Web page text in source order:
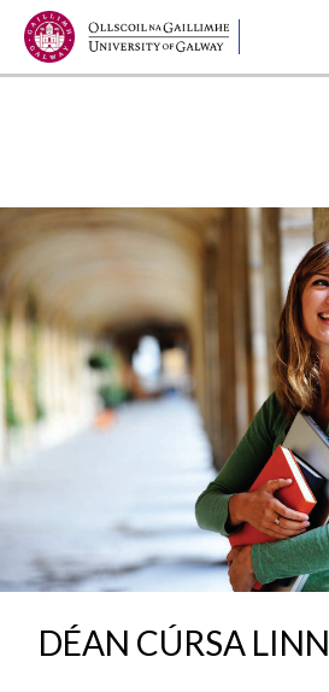
Jump to Content
◅
DÉAN CÚRSA LINN